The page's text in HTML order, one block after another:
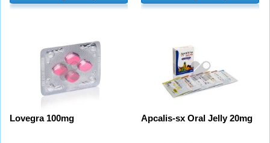
Lovegra 100mg Apcalis-sx Oral Jelly 20mg